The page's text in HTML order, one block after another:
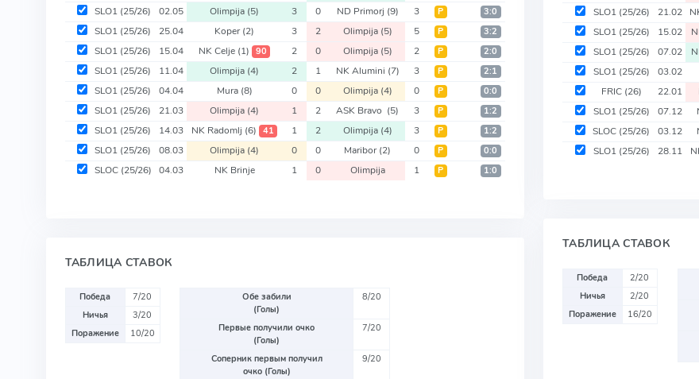
SLO1 (25/26) 02.05 Olimpija (5) 3 0 ND Primorj (9) 3 Р 3:0
SLO1 (25/26) 25.04 Koper(2) 3 2 Olimpija (5) 5 Р 3:2
SLO1 (25/26) 15.04 NK Celje (1) 90 2 0 Olimpija (5) 2 Р 2:0
SLO1 (25/26) 11.04 Olimpija (4) 2 1 NK Alumini (7) 3 Р 2:1
SLO1 (25/26) 04.04 Mura (8) 0 0 Olimpija (4) 0 Р 0:0
SLO1 (25/26) 21.03 Olimpija (4) 1 2 ASK Bravo (5) 3 Р 1:2
SLO1 (25/26) 14.03 NK Radomlj (6) 41 1 2 Olimpija (4) 3 Р 1:2
SLO1 (25/26) 08.03 Olimpija (4) 0 0 Maribor(2) 0 Р 0:0
SLOC (25/26) 04.03 NK Brinje 1 0 Olimpija 1 Р 1:0
ТАБЛИЦА СТАВОК
Победа
7/20
Ничья
3/20
Поражение
10/20
Обе забили
(Голы)
8/20
Первые получили очко
(Голы)
7/20
Соперник первым получил
очко (Голы)
9/20
SLO1 (25/26) 21.02
SLO1 (25/26) 15.02
SLO1 (25/26) 07.02
SLO1 (25/26) 03.02
FRIC (26) 22.01
SLO1 (25/26) 07.12
SLOC (25/26) 03.12
SLO1 (25/26) 28.11
ТАБЛИЦА СТАВОК
Победа
2/20
Ничья
2/20
Поражение
16/20